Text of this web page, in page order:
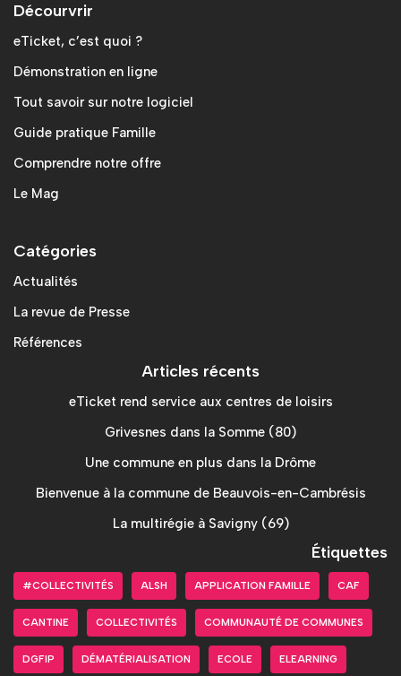
Décourvrir
eTicket, c’est quoi ?
Démonstration en ligne
Tout savoir sur notre logiciel
Guide pratique Famille
Comprendre notre offre
Le Mag
Catégories
Actualités
La revue de Presse
Références
Articles récents
eTicket rend service aux centres de loisirs
Grivesnes dans la Somme (80)
Une commune en plus dans la Drôme
Bienvenue à la commune de Beauvois-en-Cambrésis
La multirégie à Savigny (69)
Étiquettes
#COLLECTIVITÉS ALSH APPLICATION FAMILLE CAF
CANTINE COLLECTIVITÉS COMMUNAUTÉ DE COMMUNES
DGFIP DÉMATÉRIALISATION ECOLE ELEARNING